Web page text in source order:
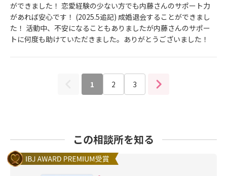
ができました！ 恋愛経験の少ない方でも内藤さんのサポート力
があれば安心です！ (2025.5追記) 成婚退会することができまし
た！ 活動中、不安になることもありましたが内藤さんのサポー
トに何度も助けていただきました。ありがとうございました！
1 2 3
この相談所を知る